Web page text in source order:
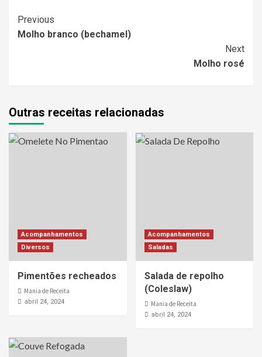
Continue
Reading
Previous
Molho branco (bechamel)
Next
Molho rosé
Outras receitas relacionadas
Acompanhamentos
Diversos
Pimentões recheados
Mania de Receita
abril 24, 2024
Acompanhamentos
Saladas
Salada de repolho
(Coleslaw)
Mania de Receita
abril 24, 2024